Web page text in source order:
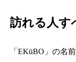
訪れる人す
「EKüBO」の名